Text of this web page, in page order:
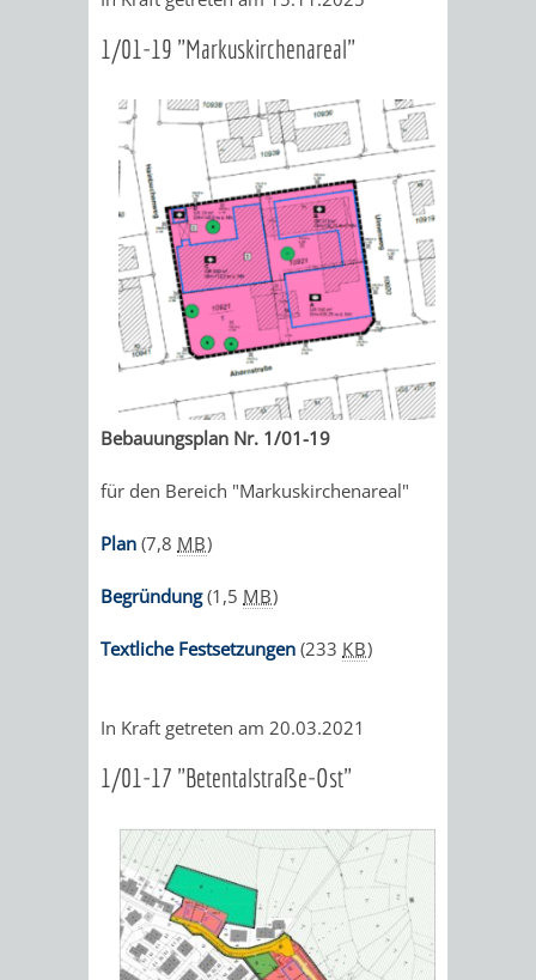
ZAHLEN
FAKTEN
BILDUNG
KINDERBETREUUNG
KINDERTAGESPFLEGE
KINDERKRIPPEN
STÄRKEN"
VORMERKVERFAHREN
FÜR
DIE
PLATZVERGABE
FERIENANGEBOTE
TIPPS
&
TREFFS
SCHULEN
SCHULARTEN
SCHULVERWALTUNG
FERIENBETREUUNG
INKLUSION
STADTBIBLIOTHEK
BIS
Z
AUSLEIHE
MEDIENANGEBOTE
ONLINE-
FREIZEIT
VERANSTALTUNGSKALENDER
JÄHRLICHE
HIGHLIGHTS
LIVE“
AM
WINDECKPLATZ
IN
1/01-19 "Markuskirchenareal"
Bebauungsplan Nr. 1/01-19
für den Bereich "Markuskirchenareal"
Plan (7,8 MB)
Begründung(1,5 MB)
Textliche Festsetzungen (233 KB)
In Kraft getreten am 20.03.2021
1/01-17 "Betentalstraße-Ost"